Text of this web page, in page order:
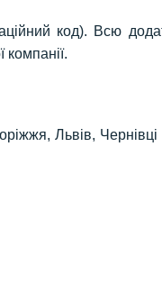
код). Всю
Львів, Чернівці